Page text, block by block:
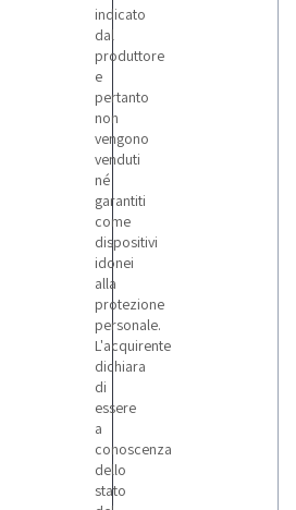
indicato
dal
produttore
e
pertanto
non
vengono
venduti
né
garantiti
come
dispositivi
idonei
alla
protezione
personale.
L'acquirente
dichiara
di
essere
a
conoscenza
dello
stato